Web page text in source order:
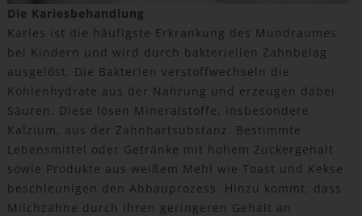
Die Kariesbehandlung
Karies ist die häufigste Erkrankung des Mundraumes
bei Kindern und wird durch bakteriellen Zahnbelag
ausgelöst. Die Bakterien verstoffwechseln die
Kohlenhydrate aus der Nahrung und erzeugen dabei
Säuren. Diese lösen Mineralstoffe, insbesondere
Kalzium, aus der Zahnhartsubstanz. Bestimmte
Lebensmittel oder Getränke mit hohem Zuckergehalt
sowie Produkte aus weißem Mehl wie Toast und Kekse
beschleunigen den Abbauprozess. Hinzu kommt, dass
Milchzähne durch ihren geringeren Gehalt an